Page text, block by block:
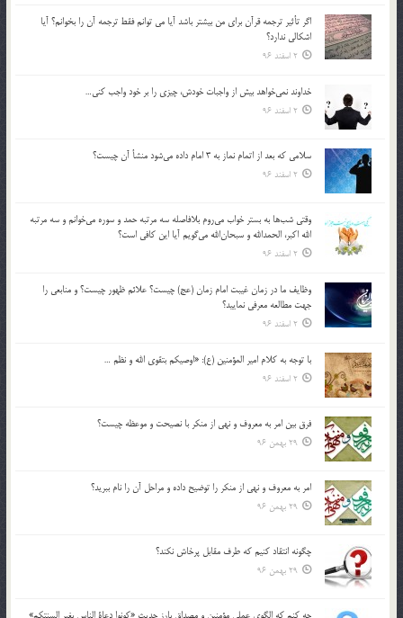
اگر تأثير ترجمه قرآن براي من بيشتر باشد آيا مي توانم فقط ترجمه آن را بخوانم؟ آيا
اشكالي ندارد؟
2 اسفند 96
خداوند نمي‌خواهد بيش از واجبات خودش، چيزي را بر خود واجب كني…
2 اسفند 96
سلامي كه بعد از اتمام نماز به 3 امام داده مي‌شود منشأ آن چيست؟
2 اسفند 96
وقتي شب‌ها به بستر خواب مي‌روم بلافاصله سه مرتبه حمد و سوره مي‌خوانم و سه مرتبه
الله اكبر، الحمدالله و سبحان‌الله مي‌گويم آيا اين كافي است؟
2 اسفند 96
وظايف ما در زمان غيبت امام زمان (عج) چيست؟ علائم ظهور چيست؟ و منابعي را
جهت مطالعه معرفي نماييد؟
2 اسفند 96
با توجه به كلام امير المؤمنين (ع): «اوصيكم بتقوي الله و نظم …
2 اسفند 96
فرق بين امر به معروف و نهي از منكر با نصيحت و موعظه چيست؟
29 بهمن 96
امر به معروف و نهي از منكر را توضيح داده و مراحل آن را نام ببريد؟
29 بهمن 96
چگونه انتقاد كنيم كه طرف مقابل پرخاش نكند؟
29 بهمن 96